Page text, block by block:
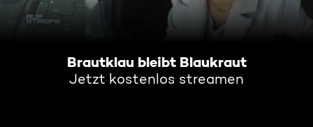
Brautklau bleibt Blaukraut
Jetzt kostenlos streamen